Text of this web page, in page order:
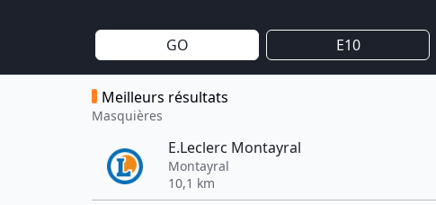
GO E10
Meilleurs résultats
Masquières
E.Leclerc Montayral
Montayral
10,1 km